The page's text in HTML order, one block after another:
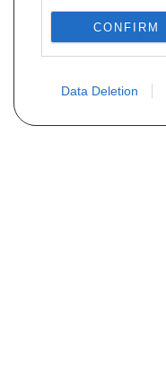
CONFIRM
Data Deletion